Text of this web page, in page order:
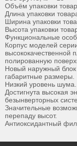
Объём упаковки
Длина упаковки
Ширина упаковки
Высота упаковки
Функциональные
Корпус моделей
полированную
Новый наружный
габаритные размеры.
Низкий уровень шума.
Достигнута высокая
безынверторных
Значительные
перепаду высот.
Антиоксидантный